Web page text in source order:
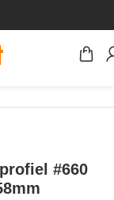
#660